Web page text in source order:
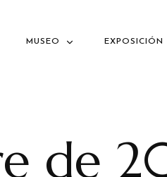
MUSEO EXPOSICIÓN
de